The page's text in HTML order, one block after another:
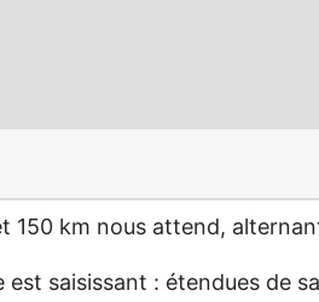
150 km nous attend,
saisissant : étendues de